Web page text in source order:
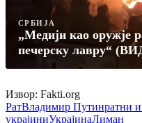
СРБИЈА
„Медији као оружје
печерску лавру“
Извор: Fakti.org
РатВладимир Путинратни
украјиниУкрајинаЛиман